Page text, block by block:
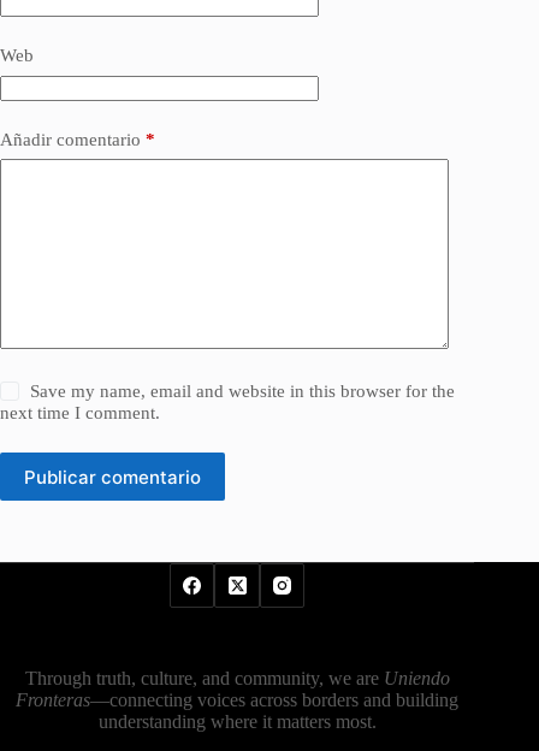
Web
Añadir comentario *
Save my name, email and website in this browser for the
next time I comment.
Publicar comentario
Through truth, culture, and community, we are Uniendo
Fronteras—connecting voices across borders and building
understanding where it matters most.